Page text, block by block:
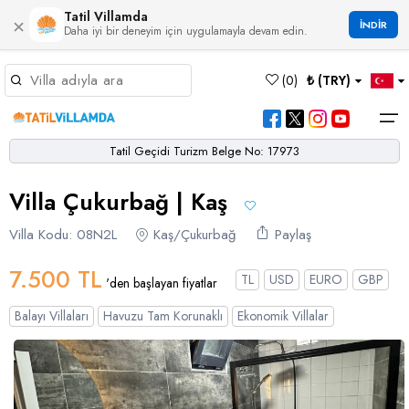
× Tatil Villamda
Daha iyi bir deneyim için uygulamayla devam edin. İNDİR
(0) ₺ (TRY)
Hakkımızda
Bölgeler
Bölgeler
Bodrum
Turgutreis
Çeşme
Alaçatı
Germiyan
Dalaman
Dalyan
Çalış
Çamköy
Çatalarık
Çiftlik
Eldirek
Bornova
Akbel
Bezirgan
Çavdır
Çayköy
Hacıoğlan
Ağullu
Bayındır
Çukurbağ
Gökçeören
Gökseki
Çamlı
Selimiye
Boğaziçi
Eşen
Karadere
Yakabağ
Villa Seçeneklerimiz
Villa Seçeneklerimiz
Balayı Villaları
Çift Jakuzili Villalar
Çocuk Havuzlu Villalar
Çocuk Oyun Alanı Olan Villalar
Blog
Tatil Geçidi Turizm Belge No: 17973
Villa Çukurbağ | Kaş
Villa Kodu: 08N2L Kaş/Çukurbağ Paylaş
7.500 TL 'den başlayan fiyatlar TL USD EURO
GBP
Balayı Villaları
Havuzu Tam Korunaklı Ekonomik Villalar
Dil Seçiniz
German Italian Russian
Kur Seçiniz
Türk Lirası
TRY- TL
EURO
EUR - € USD
GBP- £
Favorilerim
Müsaitlik Takvimi
Müsaitlik Takvimi >